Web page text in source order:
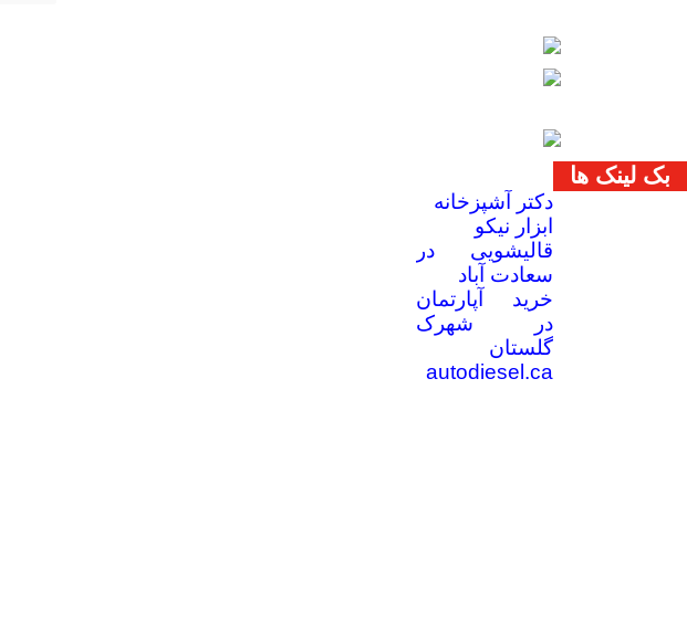
بک لینک ها
دکتر آشپزخانه
ابزار نیکو
قالیشویی در
سعادت آباد
خرید آپارتمان
در شهرک
گلستان
autodiesel.ca